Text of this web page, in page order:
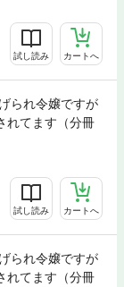
試し読み カートへ
られ令嬢ですが
れてます（分冊
試し読み カートへ
られ令嬢ですが
れてます（分冊